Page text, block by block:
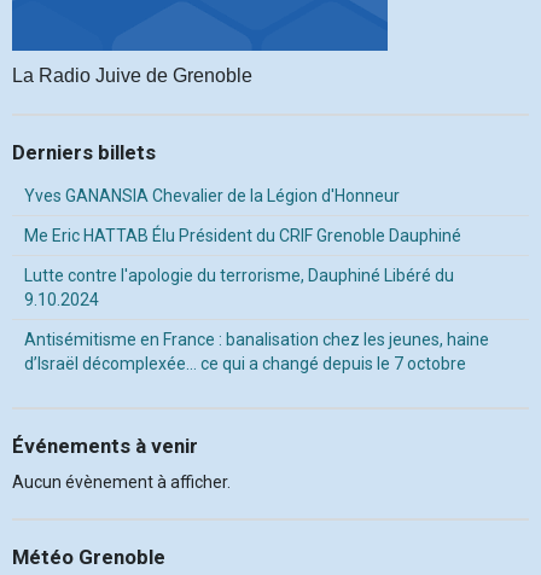
La Radio Juive de Grenoble
Derniers billets
Yves GANANSIA Chevalier de la Légion d'Honneur
Me Eric HATTAB Élu Président du CRIF Grenoble Dauphiné
Lutte contre l'apologie du terrorisme, Dauphiné Libéré du
9.10.2024
Antisémitisme en France : banalisation chez les jeunes, haine
d’Israël décomplexée… ce qui a changé depuis le 7 octobre
Événements à venir
Aucun évènement à afficher.
Météo Grenoble